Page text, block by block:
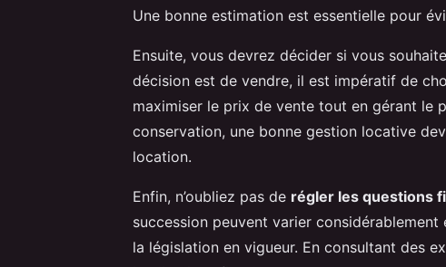
Une bonne estimation est essentielle pour
Ensuite, vous devrez décider si vous
décision est de vendre, il est impératif de
maximiser le prix de vente tout en gérant le
conservation, une bonne gestion locative
location.
Enfin, n’oubliez pas de régler les questions
succession peuvent varier
la législation en vigueur. En consultant des